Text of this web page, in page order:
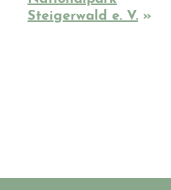
Steigerwald e. V. »